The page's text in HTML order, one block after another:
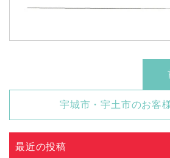
宇城市・宇土市のお客
最近の投稿